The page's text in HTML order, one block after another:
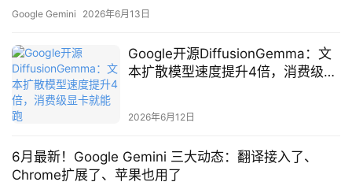
目
应
用
行
业
登录
与传统的GPT、Gemini等自回归模型不同，DiffusionGemma采用了
什么是文本扩散模型？ 传统…
Google Gemini 2026年6月13日
Google开源DiffusionGemma：文
本扩散模型速度提升4倍，消费级显
2026年6月12日
6月最新！Google Gemini 三大动态：翻译接入了、
Chrome扩展了、苹果也用了